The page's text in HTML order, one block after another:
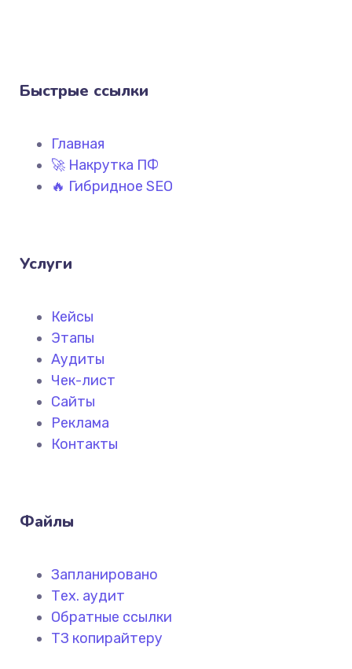
Быстрые ссылки
Главная
🚀 Накрутка ПФ
🔥 Гибридное SEO
Услуги
Кейсы
Этапы
Аудиты
Чек-лист
Сайты
Реклама
Контакты
Файлы
Запланировано
Тех. аудит
Обратные ссылки
ТЗ копирайтеру